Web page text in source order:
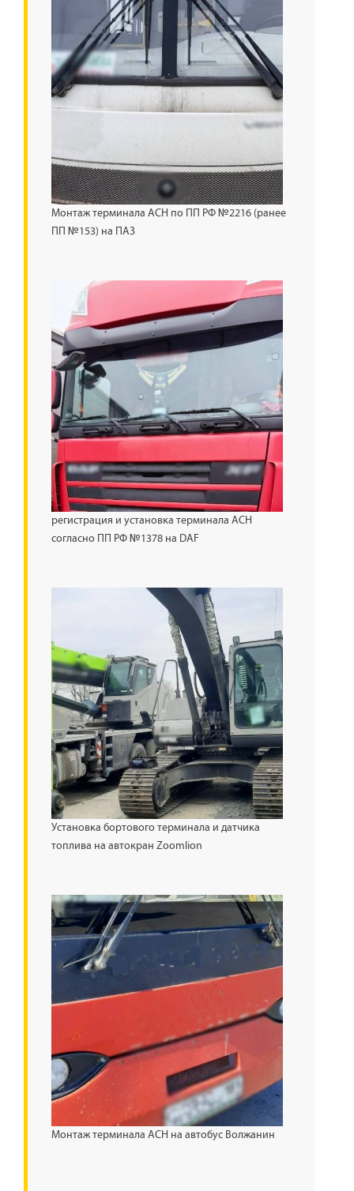
Монтаж терминала АСН по ПП РФ №2216 (ранее
ПП №153) на ПАЗ
регистрация и установка терминала АСН
согласно ПП РФ №1378 на DAF
Установка бортового терминала и датчика
топлива на автокран Zoomlion
Монтаж терминала АСН на автобус Волжанин